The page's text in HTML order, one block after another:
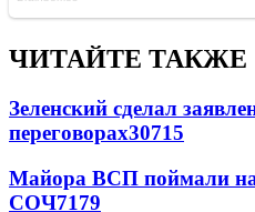
ЧИТАЙТЕ ТАКЖЕ
Зеленский сделал
переговорах30715
Майора ВСП поймали
СОЧ7179